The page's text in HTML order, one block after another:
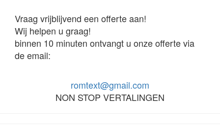
Vraag vrijblijvend een offerte aan!
Wij helpen u graag!
binnen 10 minuten ontvangt u onze offerte via
de email:
romtext@gmail.com
NON STOP VERTALINGEN